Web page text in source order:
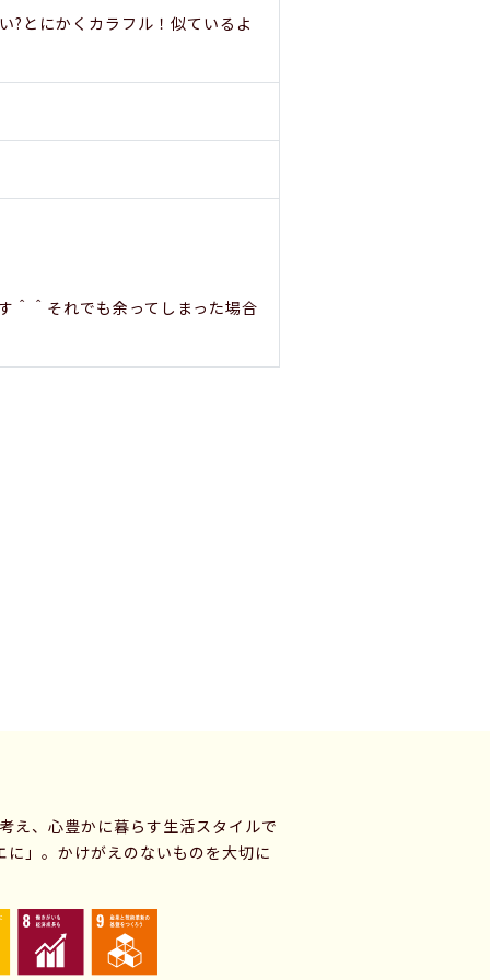
?とにかくカラフル！似ているよ
＾＾それでも余ってしまった場合
え、心豊かに暮らす生活スタイルで
」。かけがえのないものを大切に